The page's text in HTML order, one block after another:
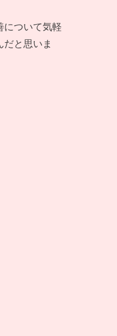
について気軽
と思いま